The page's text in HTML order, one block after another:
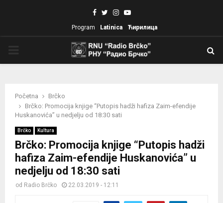
Facebook
TwitterInstagram
Youtube
Program Latinica Ћирилица
Početna
Brčko
Brčko: Promocija knjige “Putopis hadži hafiza Zaim-efendije
Huskanovića” u nedjelju od 18:30 sati
Brčko Kultura
Brčko: Promocija knjige “Putopis hadži
hafiza Zaim-efendije Huskanovića” u
nedjelju od 18:30 sati
od Radio Brčko 22.03.2019 - 12:11